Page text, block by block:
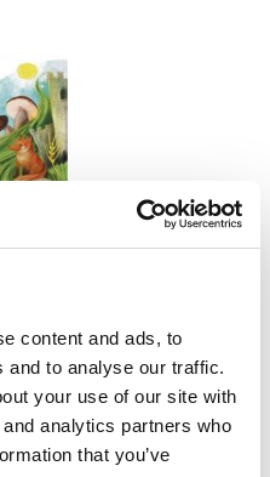
content and ads, to
and to analyse our traffic.
your use of our site with
analytics partners who
that you’ve
percorre solo
Guide Consigliate
Penna di